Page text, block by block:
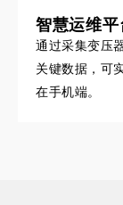
智慧运维平
通过采集变压
关键数据，可
在手机端。